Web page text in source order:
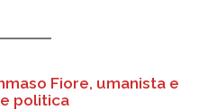
Fiore, umanista e
politica